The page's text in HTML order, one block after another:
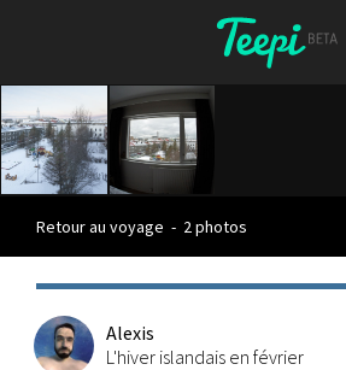
Retour au voyage - 2 photos
Alexis
L'hiver islandais en février